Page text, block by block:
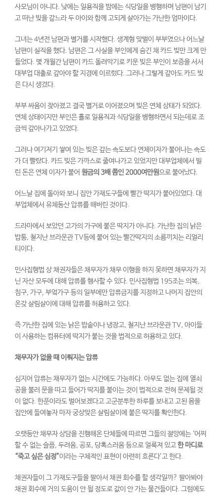
사모님이 아니다. 낮에는 일용직을 밤에는 식당일을 병행하며 남편이 남기
고 떠난 빚을 갚느라 두 아이와 함께 고되게 살아가는 가난한 엄마이다.
그녀는 4년전 남편과 별거를 시작했다. 생계형 맞벌이 부부였으나 어느날
남편이 실직을 했다. 남편은 그 사실을 부인에게 숨긴 채 카드 빚만 크게 만
들었다. 몇 개월간 남편이 카드 돌려막기로 키운 빚은 부인이 보증을 서서
대부업 대출로 갚아야 할 지경에 이르렀다. 그러나 그렇게 갚아도 카드 빚
은 다시 생겼다.
부부 싸움이 잦아졌고 결국 별거로 이어졌으며 빚은 연체 상태가 되었다.
연체 상태이지만 부인은 홀로 일용직과 식당일을 병행하면서 되는데로 조
금씩 갚아나가고 있었다.
그러나 여기저기 쌓여 있는 빚은 갚는 속도보다 연체이자가 불어나는 속도
가 더 빨랐다. 카드 빚은 가까스로 줄여나가고 있었지만 대부업체에서 빌
린 돈은 연체 이자가 붙어 원금의 3배 쯤인 2000여만원으로 불어났다.
어느날 집에 돌아와 보니 집안 가재도구들에 빨간 딱지가 붙어있었다. 대
부업체에서 유체동산 압류를 해버린 것이다.
드라마에서 보았던 고가의 가구에 붙은 딱지가 아니다. 가난한 집의 낡은
밥통, 철지난 브라운관 TV등에 붙어 있는 빨간딱지의 소름끼치는 리얼리
티이다.
민사집행법 상 채권자들은 채무자가 채무 이행을 하지 못하면 채무자가 지
닌 자산 모두에 대해 압류를 행사할 수 있다. 민사집행법 195조는 의복,
침구, 가구, 부엌가구 등의 일부에만 압류금지를 지정하고 나머지 집안의
온갖 살림살이에 대해 압류를 허용하고 있다.
즉 가난한 집에 있는 낡은 밥솥이나 냉장고, 철지난 브라운관 TV, 아이들
이 사용하는 컴퓨터에 딱지가 붙는 것을 법적으로 허용하고 있다.
채무자가 없을 때 이뤄지는 압류
심지어 압류는 채무자가 없는 시간에도 가능하다. 아무도 없는 집에 열쇠
공을 불러 문을 따고 들어가 딱지를 붙이는 것이 법적으로 전혀 문제될 것
이 없다. 한푼이라도 벌어보겠다고 고군분투한 하루를 보내고 고된 몸을
집안에 들여놓자 마자 궁상맞은 살림살이에 붙은 딱지를 확인한다.
오랫동안 채무자 상담을 진행해온 단체들에 따르면 그들의 절망에는 ‘어찌
할 수 없는 슬픔, 두려움, 공포, 당혹스러움 등으로 얼룩져 있고한 마디로
“죽고 싶은 심정”이라는 구체적인 표현이 아련히 흐른다’고 한다.
채권자들이 그 가재도구들을 팔아서 채권 회수를 할 생각일까? 팔아봐야
채권 회수에 거의 도움이 안 될 정도로 값이 안 가는 물건들이다. 그럼에도